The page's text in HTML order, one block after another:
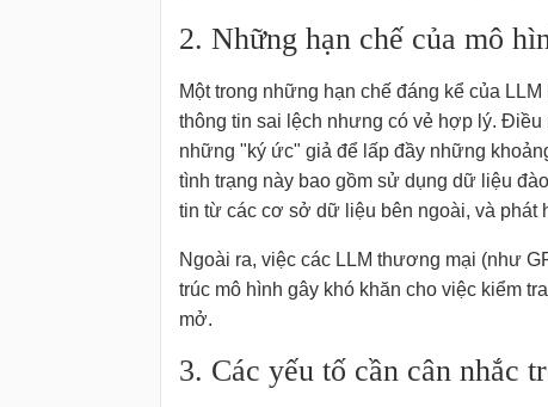
2. Những hạn chế của mô
Một trong những hạn chế đáng kể của
thông tin sai lệch nhưng có vẻ hợp lý.
những "ký ức" giả để lấp đầy những
tình trạng này bao gồm sử dụng dữ liệu
tin từ các cơ sở dữ liệu bên ngoài, và phát
Ngoài ra, việc các LLM thương mại (như
trúc mô hình gây khó khăn cho việc kiểm
mở.
3. Các yếu tố cần cân nhắc